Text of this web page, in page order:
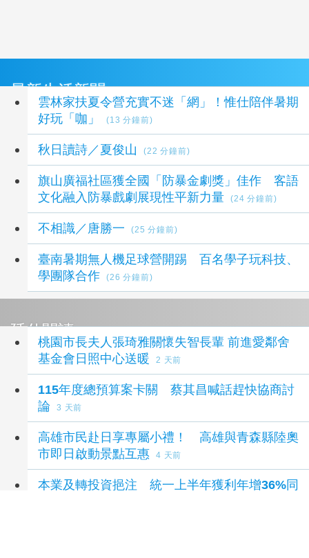
最新生活新聞
雲林家扶夏令營充實不迷「網」！惟仕陪伴暑期
好玩「咖」
(13 分鐘前)
秋日讀詩／夏俊山 (22 分鐘前)
旗山廣福社區獲全國「防暴金劇獎」佳作 客語
文化融入防暴戲劇展現性平新力量
(24 分鐘前)
不相識／唐勝一 (25 分鐘前)
臺南暑期無人機足球營開踢 百名學子玩科技、
學團隊合作
(26 分鐘前)
延伸閱讀
桃園市長夫人張琦雅關懷失智長輩 前進愛鄰舍
基金會日照中心送暖
2 天前
115年度總預算案卡關 蔡其昌喊話趕快協商討
論
3 天前
高雄市民赴日享專屬小禮！ 高雄與青森縣陸奧
市即日啟動景點互惠
4 天前
本業及轉投資挹注 統一上半年獲利年增36%同